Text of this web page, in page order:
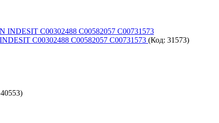
C00302488 C00582057 C00731573 (Код: 31573)
40553)